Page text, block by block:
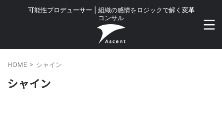
可能性プロデューサー | 組織の感情をロジックで解く変革
コンサル
HOME > シャイン
シャイン